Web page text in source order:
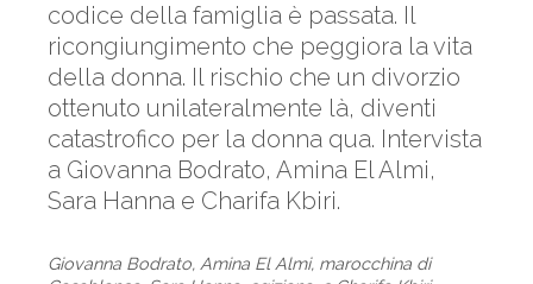
codice della famiglia è passata. Il
ricongiungimento che peggiora la vita
della donna. Il rischio che un divorzio
ottenuto unilateralmente là, diventi
catastrofico per la donna qua. Intervista
a Giovanna Bodrato, Amina El Almi,
Sara Hanna e Charifa Kbiri.
Giovanna Bodrato, Amina El Almi, marocchina di